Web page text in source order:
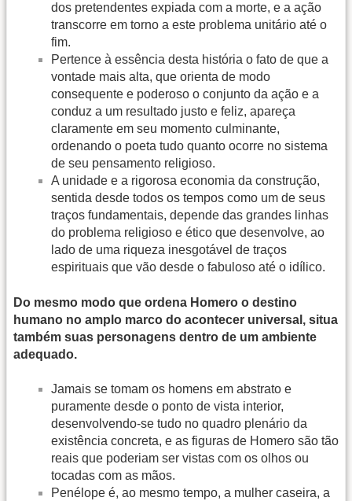
dos pretendentes expiada com a morte, e a ação
transcorre em torno a este problema unitário até o
fim.
Pertence à essência desta história o fato de que a
vontade mais alta, que orienta de modo
consequente e poderoso o conjunto da ação e a
conduz a um resultado justo e feliz, apareça
claramente em seu momento culminante,
ordenando o poeta tudo quanto ocorre no sistema
de seu pensamento religioso.
A unidade e a rigorosa economia da construção,
sentida desde todos os tempos como um de seus
traços fundamentais, depende das grandes linhas
do problema religioso e ético que desenvolve, ao
lado de uma riqueza inesgotável de traços
espirituais que vão desde o fabuloso até o idílico.
Do mesmo modo que ordena Homero o destino
humano no amplo marco do acontecer universal, situa
também suas personagens dentro de um ambiente
adequado.
Jamais se tomam os homens em abstrato e
puramente desde o ponto de vista interior,
desenvolvendo-se tudo no quadro plenário da
existência concreta, e as figuras de Homero são tão
reais que poderiam ser vistas com os olhos ou
tocadas com as mãos.
Penélope é, ao mesmo tempo, a mulher caseira, a